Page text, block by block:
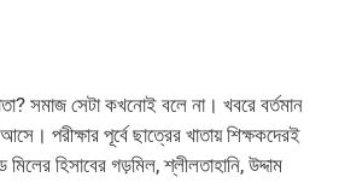
সমাজ সেটা কখনোই বলে না। খবরে বর্তমান
পরীক্ষার পূর্বে ছাত্রের খাতায় শিক্ষকদেরই
হিসাবের গড়মিল, শ্লীলতাহানি, উদ্দাম